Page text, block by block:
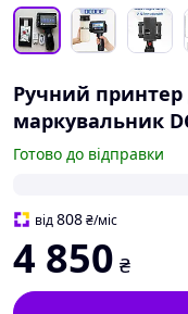
Ручний принтер
маркувальник
Готово до відправки
від808₴/міс
4 850 ₴